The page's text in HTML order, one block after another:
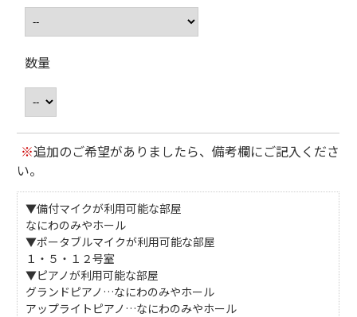
数量
※追加のご希望がありましたら、備考欄にご記入くださ
い。
▼備付マイクが利用可能な部屋
なにわのみやホール
▼ポータブルマイクが利用可能な部屋
１・５・１２号室
▼ピアノが利用可能な部屋
グランドピアノ…なにわのみやホール
アップライトピアノ…なにわのみやホール